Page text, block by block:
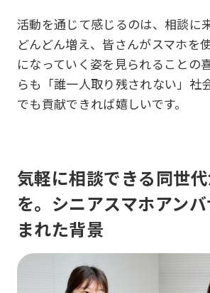
活動を通じて感じるのは、相談に
どんどん増え、皆さんがスマホを
になっていく姿を見られることの
らも「誰一人取り残されない」社
でも貢献できれば嬉しいです。
気軽に相談できる同世
を。シニアスマホアン
まれた背景